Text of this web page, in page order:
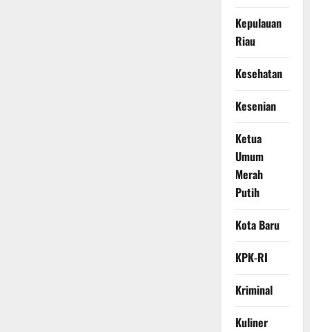
Kepulauan
Riau
Kesehatan
Kesenian
Ketua
Umum
Merah
Putih
Kota Baru
KPK-RI
Kriminal
Kuliner